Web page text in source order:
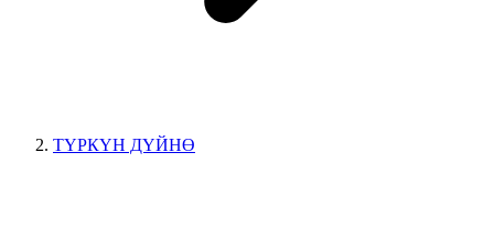
ТҮРКҮН ДҮЙНӨ